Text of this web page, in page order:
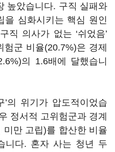
높았습니다. 구직 실패와
을 심화시키는 핵심 원인
직 의사가 없는 ‘쉬었음’
군 비율(20.7%)은 경제
의 1.6배에 달했습니
’의 위기가 압도적이었습
정서적 고위험군과 경계
만 고립)를 합산한 비율
니다. 혼자 사는 청년 두